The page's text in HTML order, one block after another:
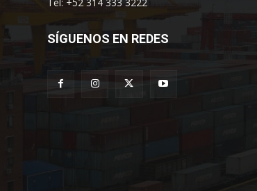
Tel: +52 314 333 3222
SÍGUENOS EN REDES